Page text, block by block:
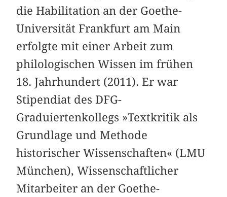
die Habilitation an der Goethe-
Universität Frankfurt am Main
erfolgte mit einer Arbeit zum
philologischen Wissen im frühen
18. Jahrhundert (2011). Er war
Stipendiat des DFG-
Graduiertenkollegs »Textkritik als
Grundlage und Methode
historischer Wissenschaften« (LMU
München), Wissenschaftlicher
Mitarbeiter an der Goethe-